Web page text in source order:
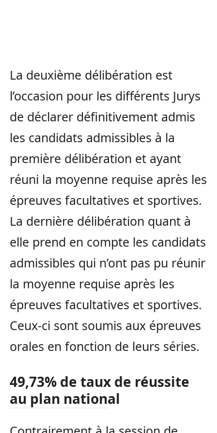
La deuxième délibération est
l’occasion pour les différents Jurys
de déclarer définitivement admis
les candidats admissibles à la
première délibération et ayant
réuni la moyenne requise après les
épreuves facultatives et sportives.
La dernière délibération quant à
elle prend en compte les candidats
admissibles qui n’ont pas pu réunir
la moyenne requise après les
épreuves facultatives et sportives.
Ceux-ci sont soumis aux épreuves
orales en fonction de leurs séries.
49,73% de taux de réussite
au plan national